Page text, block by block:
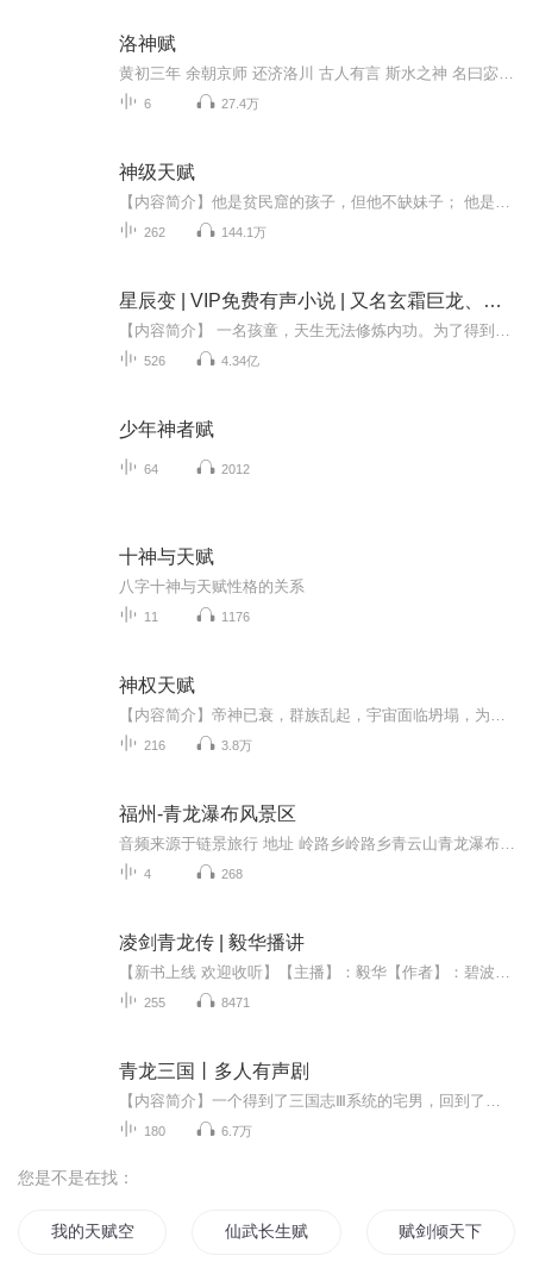
洛神赋
6 27.4万
神级天赋
262 144.1万
星辰变 | VIP免费有声小说 | 又名玄霜巨龙、魔鬼青龙、青龙至上、青龙为王 | 多人有声剧
526 4.34亿
少年神者赋
64 2012
十神与天赋
八字十神与天赋性格的关系
11 1176
神权天赋
216 3.8万
福州-青龙瀑布风景区
4 268
凌剑青龙传 | 毅华播讲
255 8471
青龙三国丨多人有声剧
180 6.7万
您是不是在找：
我的天赋空间 仙武长生赋 赋剑倾天下